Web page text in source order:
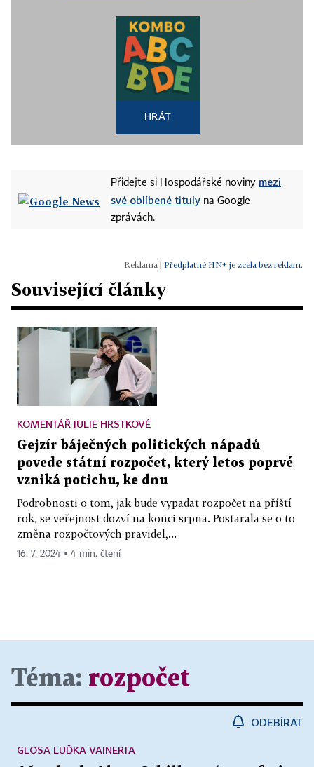
HRÁT
Přidejte si Hospodářské noviny mezi
své oblíbené tituly na Google
zprávách.
Předplatné HN+ je zcela bez reklam.
Související články
KOMENTÁŘ JULIE HRSTKOVÉ
Gejzír báječných politických nápadů
povede státní rozpočet, který letos poprvé
vzniká potichu, ke dnu
Podrobnosti o tom, jak bude vypadat rozpočet na příští
rok, se veřejnost dozví na konci srpna. Postarala se o to
změna rozpočtových pravidel,...
16. 7. 2024 ▪ 4 min. čtení
Téma: rozpočet
ODEBÍRAT
GLOSA LUĎKA VAINERTA